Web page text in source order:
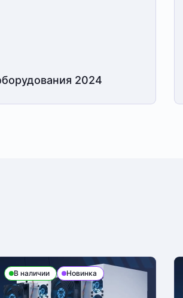
2024
В наличии Новинка